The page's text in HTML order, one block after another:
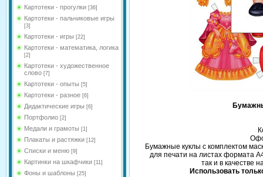
Картотеки - прогулки [36]
Картотеки - пальчиковые игры
[3]
Картотеки - игры [22]
Картотеки - математика, логика
[2]
Картотеки - художественное
слово [7]
Картотеки - опыты [5]
Картотеки - разное [6]
Дидактические игры [6]
Портфолио [2]
Медали и грамоты [1]
Плакаты и растяжки [12]
Списки и меню [9]
Картинки на шкафчики [11]
Фоны и шаблоны [25]
Бумажные куклы с комплектом
для печати на листах формата
так и в качестве
Использовать